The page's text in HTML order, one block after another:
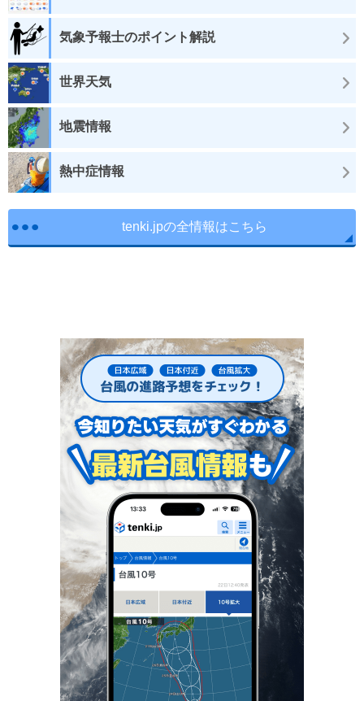
気象予報士のポイント解説
世界天気
地震情報
熱中症情報
tenki.jpの全情報はこちら